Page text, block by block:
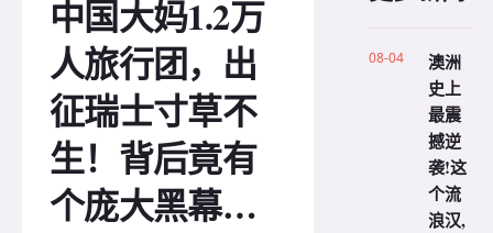
中国大妈1.2万
人旅行团，出
征瑞士寸草不
生！背后竟有
个庞大黑幕…
08-04
澳洲
史上
最震
撼逆
袭!这
个流
浪汉,